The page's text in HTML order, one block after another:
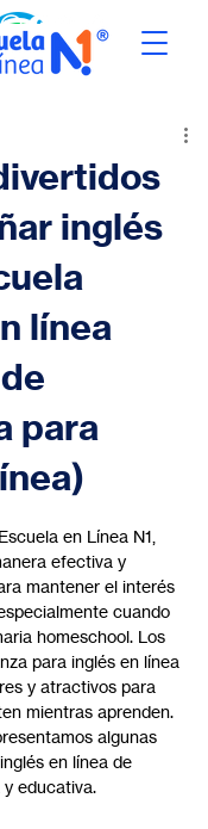
inglés
línea
para
estrellas.
en Línea N1,
efectiva y
mantener el interés
cuando
homeschool. Los
para inglés en línea
y atractivos para
mientras aprenden.
algunas
en línea de
educativa.